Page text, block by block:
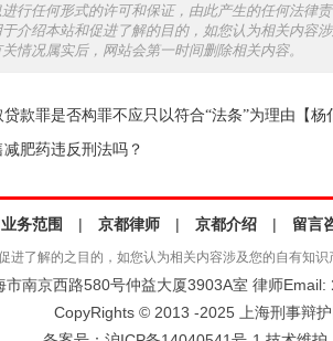
行任何形式的许可和保证，由此产生的任何法律
介绍本站和促进了解的目的，如您认为相关内容
情况属实后，网站会第一时间删除相关内容。
贷款罪是否构罪不应只以符合“法条”为理由【杨
减肥药违反刑法吗？
业务范围 | 京都律师 | 京都介绍 | 留言
了解的之目的，如您认为相关内容涉及您的自有知
市南京西路580号仲益大厦3903A室 律师Email:
CopyRights © 2013 -2025 上海刑事辩